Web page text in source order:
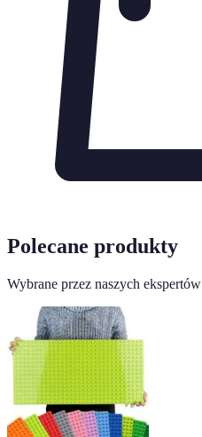
Polecane produkty
Wybrane przez naszych ekspertów